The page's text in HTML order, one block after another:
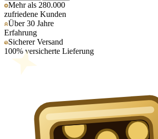
Mehr als 280.000
zufriedene Kunden
Über 30 Jahre
Erfahrung
Sicherer Versand
100% versicherte Lieferung